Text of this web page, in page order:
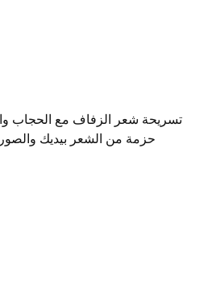
تسريحة شعر الزفاف مع الحجاب
حزمة من الشعر بيديك